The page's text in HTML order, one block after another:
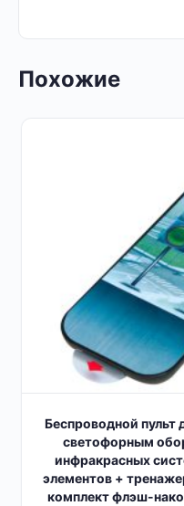
Похожие
Беспроводной пульт
светофорным
инфракрасных
элементов +
комплект флэш-